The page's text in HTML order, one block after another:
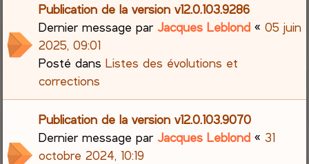
Publication de la version v12.0.103.9286
Dernier message parJacques Leblond «05 juin
2025, 09:01
Posté dansListes des évolutions et
corrections
Publication de la version v12.0.103.9070
Dernier message parJacques Leblond «31
octobre 2024, 10:19